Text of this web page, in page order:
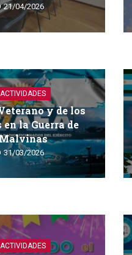
21/04/2026
ACTIVIDADES
y de los
en la Guerra de
31/03/2026
ACTIVIDADES